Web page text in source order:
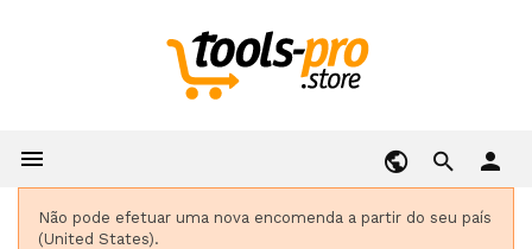
 person
Não pode efetuar uma nova encomenda a partir do seu país
(United States).